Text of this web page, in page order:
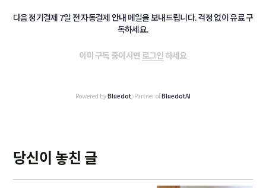
다음 정기결제 7일 전 자동결제 안내 메일을 보내드립니다. 걱정 없이 유료 구
독하세요.
이미 구독 중이시면 로그인하세요
Powered byBluedot , Partner ofBluedotAI
당신이 놓친 글